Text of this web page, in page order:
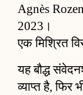
Agnès
2023।
एक मिश्रित
यह बौद्ध
व्याप्त है, फिर